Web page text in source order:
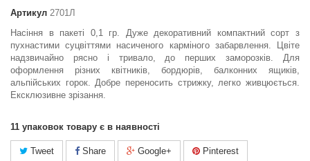
Артикул 2701Л
Насіння в пакеті 0,1 гр. Дуже декоративний компактний сорт з
пухнастими суцвіттями насиченого карміного забарвлення. Цвіте
надзвичайно рясно і тривало, до перших заморозків. Для
оформлення різних квітників, бордюрів, балконних ящиків,
альпійських горок. Добре переносить стрижку, легко живцюється.
Ексклюзивне зрізання.
11 упаковок товару є в наявності
Tweet Share Google+ Pinterest